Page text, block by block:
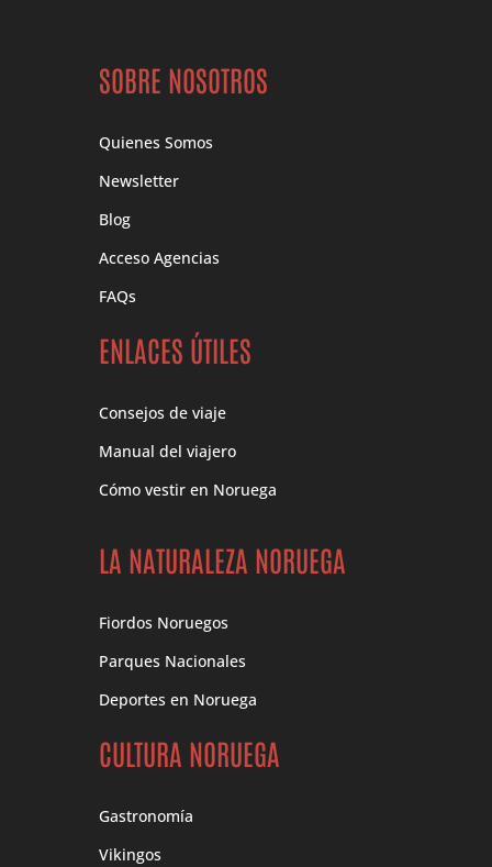
SOBRE NOSOTROS
Quienes Somos
Newsletter
Blog
Acceso Agencias
FAQs
ENLACES ÚTILES
Consejos de viaje
Manual del viajero
Cómo vestir en Noruega
LA NATURALEZA NORUEGA
Fiordos Noruegos
Parques Nacionales
Deportes en Noruega
CULTURA NORUEGA
Gastronomía
Vikingos